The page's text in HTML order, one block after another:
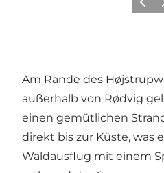
Zurück
Am Rande des
außerhalb von Rødvig
einen gemütlichen
direkt bis zur Küste, was
Waldausflug mit einem